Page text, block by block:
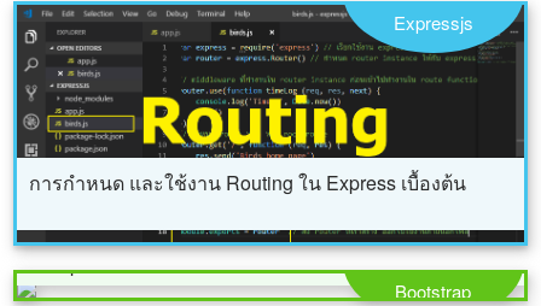
การกำหนด และใช้งาน Routing ใน Express เบื้องต้น
Expressjs
ประยุกต์ PHP ฟังก์ชั่น กับ Bootstrap 4 Pagination
Component
Bootstrap